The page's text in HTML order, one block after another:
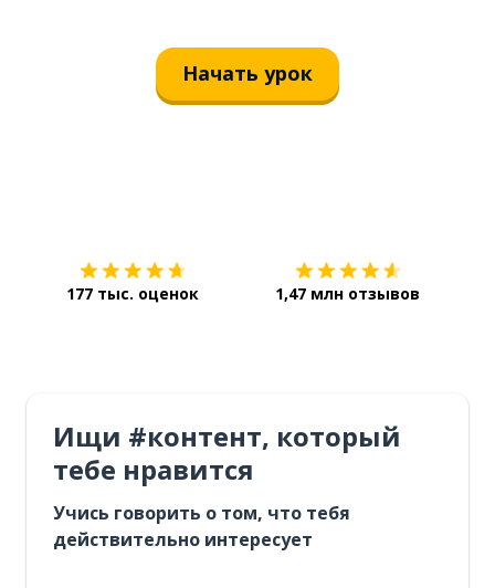
Начать урок
177 тыс. оценок 1,47 млн отзывов
Ищи #контент, который
тебе нравится
Учись говорить о том, что тебя
действительно интересует